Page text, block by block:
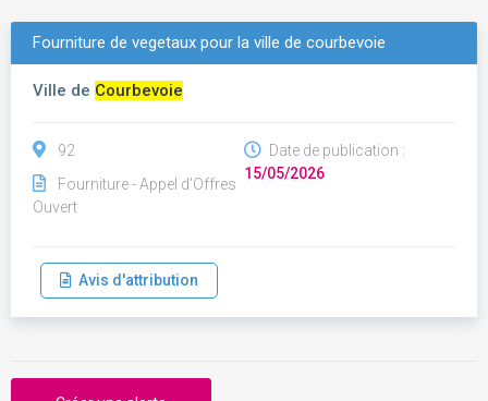
Fourniture de vegetaux pour la ville de courbevoie
Ville de Courbevoie
92
Fourniture - Appel d'Offres
Ouvert
Date de publication :
15/05/2026
Avis d'attribution